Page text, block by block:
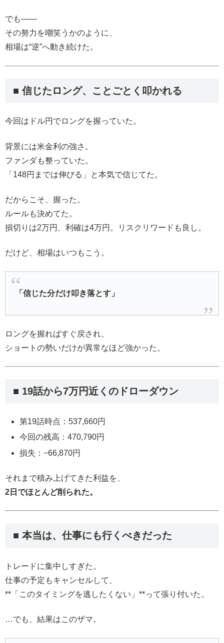
でも――
その努力を嘲笑うかのように、
相場は“逆”へ動き続けた。
■ 信じたロング、ことごとく叩かれる
今回はドル円でロングを握っていた。
背景には米金利の強さ。
ファンダも整っていた。
「148円までは伸びる」と本気で信じてた。
だからこそ、握った。
ルールも決めてた。
損切りは2万円、利確は4万円。リスクリワードも良し。
だけど、相場はいつもこう。
「信じた分だけ叩き落とす」
ロングを握ればすぐ戻され、
ショートの勢いだけが異常なほど強かった。
■ 19話から7万円近くのドローダウン
第19話時点：537,660円
今回の残高：470,790円
損失：−66,870円
それまで積み上げてきた利益を、
2日でほとんど削られた。
■ 本当は、仕事にも行くべきだった
トレードに集中しすぎた。
仕事の予定もキャンセルして、
**「このタイミングを逃したくない」**って張り付いた。
…でも、結果はこのザマ。